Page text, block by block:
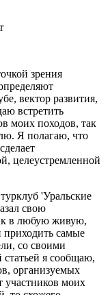
зрения
вектор развития,
встретить
моих походов, так
Я полагаю, что
целеустремленной
'Уральские
свою
в любую живую,
приходить самые
со своими
я сообщаю,
организуемых
моих